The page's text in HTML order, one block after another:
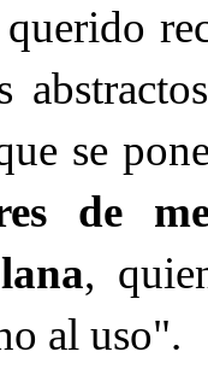
se
de
,
al uso".